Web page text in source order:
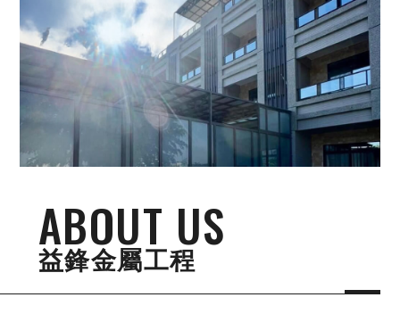
ABOUT US
益鋒金屬工程